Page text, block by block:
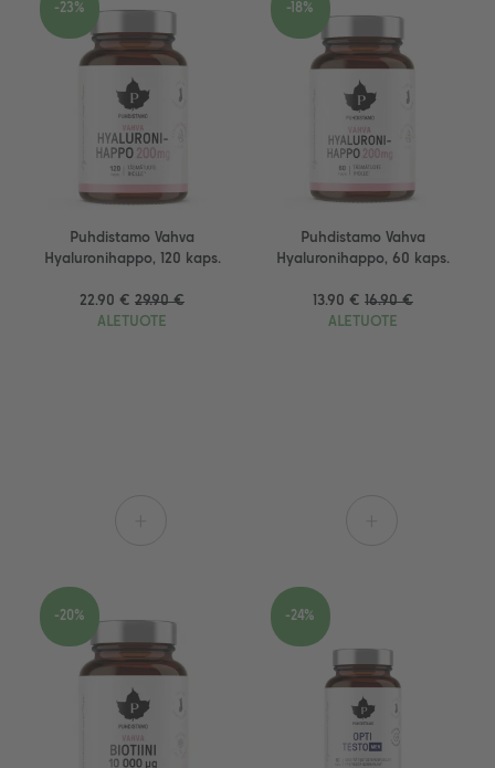
Puhdistamo Vahva
Hyaluronihappo, 120 kaps.
22.90 € 29.90 €
ALETUOTE
-23%
Puhdistamo Vahva
Hyaluronihappo, 60 kaps.
13.90 € 16.90 €
ALETUOTE
-18%
-20% -24%